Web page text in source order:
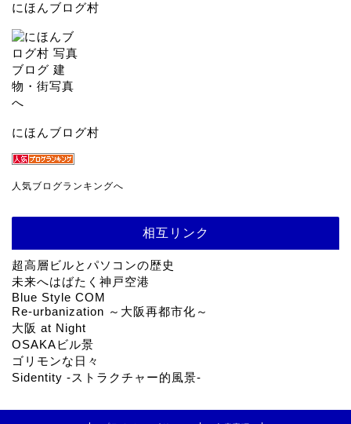
にほんブログ村
にほんブログ村
人気ブログランキングへ
相互リンク
超高層ビルとパソコンの歴史
未来へはばたく神戸空港
Blue Style COM
Re-urbanization ～大阪再都市化～
大阪 at Night
OSAKAビル景
ゴリモンな日々
Sidentity -ストラクチャー的風景-